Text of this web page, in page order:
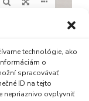
technológie, ako
o
spracovávať
ID na tejto
nepriaznivo ovplyvniť